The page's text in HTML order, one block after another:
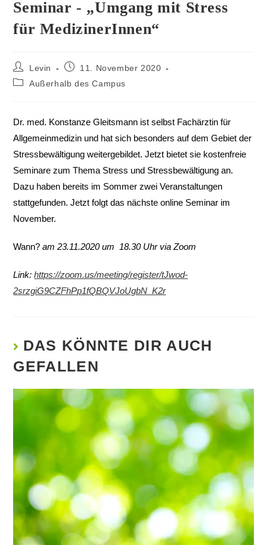
Seminar - „Umgang mit Stress
für MedizinerInnen“
Levin
11. November 2020
Außerhalb des Campus
Dr. med. Konstanze Gleitsmann ist selbst Fachärztin für
Allgemeinmedizin und hat sich besonders auf dem Gebiet der
Stressbewältigung weitergebildet. Jetzt bietet sie kostenfreie
Seminare zum Thema Stress und Stressbewältigung an.
Dazu haben bereits im Sommer zwei Veranstaltungen
stattgefunden. Jetzt folgt das nächste online Seminar im
November.
Wann?am 23.11.2020 um 18.30 Uhr via Zoom
Link:https://zoom.us/meeting/register/tJwod-
2srzgiG9CZFhPp1fQBQVJoUgbN_K2r
DAS KÖNNTE DIR AUCH
GEFALLEN